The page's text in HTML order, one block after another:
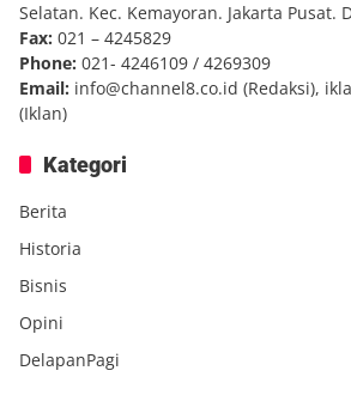
Selatan. Kec. Kemayoran. Jakarta Pusat.
Fax: 021 – 4245829
Phone: 021- 4246109 / 4269309
Email: info@channel8.co.id (Redaksi),
(Iklan)
Kategori
Berita
Historia
Bisnis
Opini
DelapanPagi